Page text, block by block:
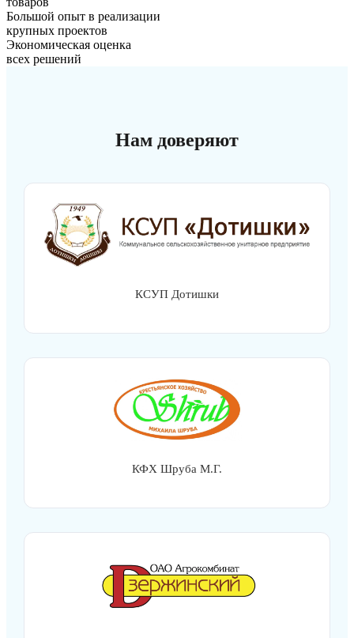
Большой опыт в реализации
крупных проектов
Экономическая оценка
всех решений
Нам доверяют
КСУП Дотишки
КФХ Шруба М.Г.